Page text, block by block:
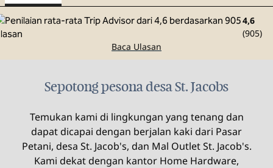
4,6
(905)
Baca Ulasan
Sepotong pesona desa St. Jacobs
Temukan kami di lingkungan yang tenang dan
dapat dicapai dengan berjalan kaki dari Pasar
Petani, desa St. Jacob's, dan Mal Outlet St. Jacob's.
Kami dekat dengan kantor Home Hardware,